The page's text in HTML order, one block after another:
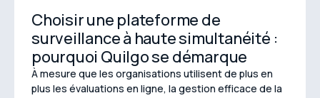
Choisir une plateforme de
surveillance à haute simultanéité :
pourquoi Quilgo se démarque
À mesure que les organisations utilisent de plus en
plus les évaluations en ligne, la gestion efficace de la